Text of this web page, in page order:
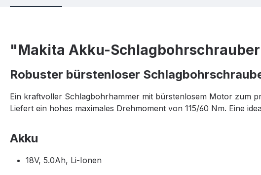
"Makita Akku-Schlagbohrschrauber
Robuster bürstenloser
Ein kraftvoller Schlagbohrhammer mit bürstenlosem Motor zum
Liefert ein hohes maximales Drehmoment von 115/60 Nm. Eine
Akku
18V, 5.0Ah, Li-Ionen